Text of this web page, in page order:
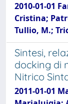
2010-01-01
Cristina;
Tullio, M.;
Sintesi,
docking di
Nitrico
2011-01-01